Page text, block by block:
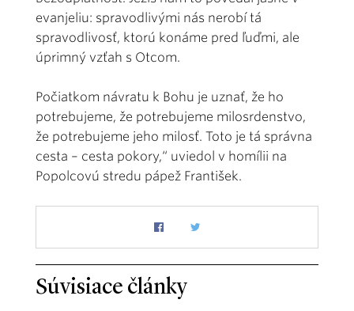
evanjeliu: spravodlivými nás nerobí tá
spravodlivosť, ktorú konáme pred ľuďmi, ale
úprimný vzťah s Otcom.
Počiatkom návratu k Bohu je uznať, že ho
potrebujeme, že potrebujeme milosrdenstvo,
že potrebujeme jeho milosť. Toto je tá správna
cesta – cesta pokory,“ uviedol v homí­lii na
Popolcovú stredu pápež František.
Súvisiace články